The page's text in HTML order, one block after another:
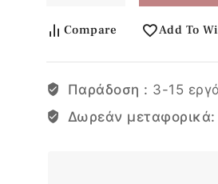
Compare Add To
Παράδοση : 3-15
Δωρεάν μεταφορικά: